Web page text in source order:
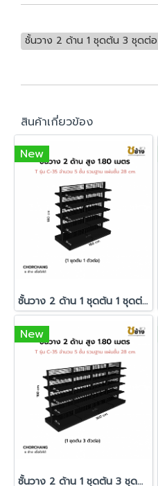
ชั้นวาง 2 ด้าน 1 ชุดต้น 3 ชุดต่
สินค้าเกี่ยวข้อง
New
ชั้นวาง 2 ด้าน 1 ชุดต้น 1 ชุดต่อ สูง 1.80 ม. สีดำ
New
ชั้นวาง 2 ด้าน 1 ชุดต้น 3 ชุดต่อ สูง 1.80 ม. สีดำ